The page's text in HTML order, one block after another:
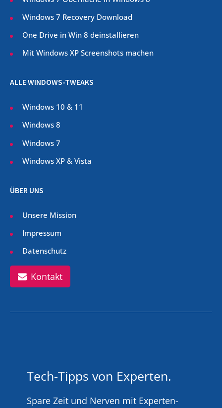
Windows 7 Recovery Download
One Drive in Win 8 deinstallieren
Mit Windows XP Screenshots machen
ALLE WINDOWS-TWEAKS
Windows 10 & 11
Windows 8
Windows 7
Windows XP & Vista
ÜBER UNS
Unsere Mission
Impressum
Datenschutz
Kontakt
Tech-Tipps von Experten.
Spare Zeit und Nerven mit Experten-